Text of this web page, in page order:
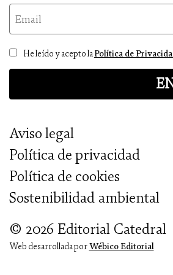
Consentimiento
He leído y acepto laPolítica de
Aviso legal
Política de privacidad
Política de cookies
Sostenibilidad ambiental
© 2026 Editorial Catedral
Web desarrollada porWébico Editorial